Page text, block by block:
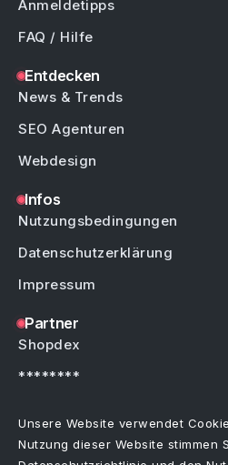
Anmeldetipps
FAQ / Hilfe
Entdecken
News & Trends
SEO Agenturen
Webdesign
Infos
Nutzungsbedingungen
Datenschutzerklärung
Impressum
Partner
Shopdex
********
Unsere Website verwendet
Nutzung dieser Website stimmen